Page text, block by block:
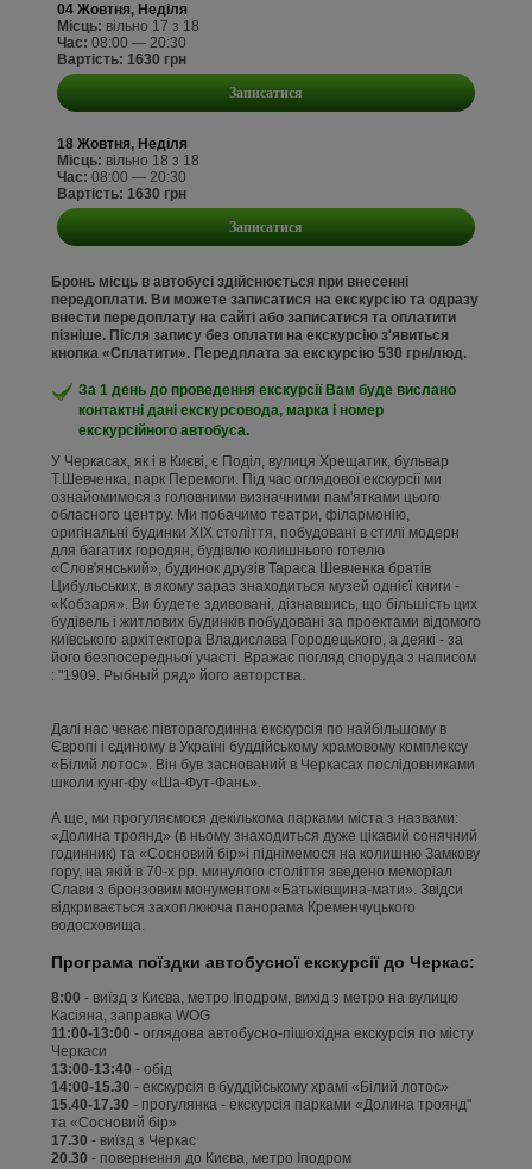
04 Жовтня, Неділя
Місць: вільно 17 з 18
Час: 08:00 — 20:30
Вартість: 1630 грн
Записатися
18 Жовтня, Неділя
Місць: вільно 18 з 18
Час: 08:00 — 20:30
Вартість: 1630 грн
Записатися
Бронь місць в автобусі здійснюється при внесенні
передоплати. Ви можете записатися на екскурсію та одразу
внести передоплату на сайті або записатися та оплатити
пізніше. Після запису без оплати на екскурсію з'явиться
кнопка «Сплатити». Передплата за екскурсію 530 грн/люд.
За 1 день до проведення екскурсії Вам буде вислано
контактні дані екскурсовода, марка і номер
екскурсійного автобуса.
У Черкасах, як і в Києві, є Поділ, вулиця Хрещатик, бульвар
Т.Шевченка, парк Перемоги. Під час оглядової екскурсії ми
ознайомимося з головними визначними пам'ятками цього
обласного центру. Ми побачимо театри, філармонію,
оригінальні будинки ХІХ століття, побудовані в стилі модерн
для багатих городян, будівлю колишнього готелю
«Слов'янський», будинок друзів Тараса Шевченка братів
Цибульських, в якому зараз знаходиться музей однієї книги -
«Кобзаря». Ви будете здивовані, дізнавшись, що більшість цих
будівель і житлових будинків побудовані за проектами відомого
київського архітектора Владислава Городецького, а деякі - за
його безпосередньої участі. Вражає погляд споруда з написом
: "1909. Рыбный ряд» його авторства.
Далі нас чекає півторагодинна екскурсія по найбільшому в
Європі і єдиному в Україні буддійському храмовому комплексу
«Білий лотос». Він був заснований в Черкасах послідовниками
школи кунг-фу «Ша-Фут-Фань».
А ще, ми прогуляємося декількома парками міста з назвами:
«Долина троянд» (в ньому знаходиться дуже цiкавий сонячний
годинник) та «Сосновий бір»і піднімемося на колишню Замкову
гору, на якій в 70-х рр. минулого століття зведено меморіал
Слави з бронзовим монументом «Батьківщина-мати». Звідси
відкривається захоплююча панорама Кременчуцького
водосховища.
Програма поїздки автобусної екскурсії до Черкас:
8:00 - виїзд з Києва, метро Іподром, вихід з метро на вулицю
Касіяна, заправка WOG
11:00-13:00 - оглядова автобусно-пiшохiдна екскурсія по мiсту
Черкаси
13:00-13:40 - обід
14:00-15.30 - екскурсія в буддiйському храмі «Білий лотос»
15.40-17.30 - прогулянка - екскурсiя парками «Долина троянд"
та «Сосновий бір»
17.30 - виїзд з Черкас
20.30 - повернення до Києва, метро Іподром